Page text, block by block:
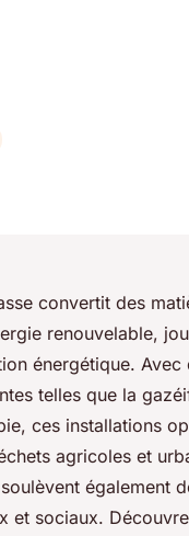
convertit des
renouvelable,
énergétique. Avec
telles que la
ces installations
agricoles et
également
et sociaux.